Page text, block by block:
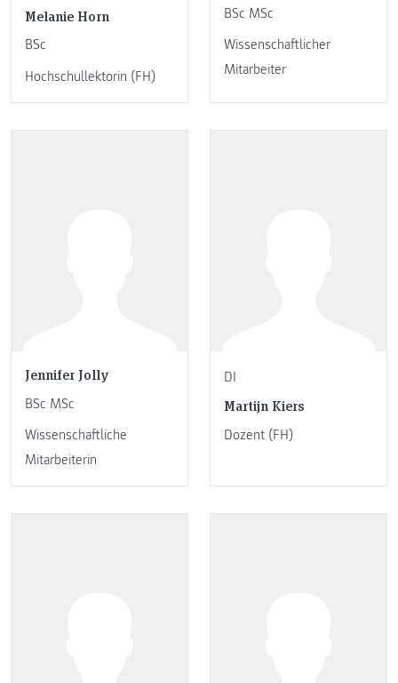
Melanie Horn
BSc
Hochschullektorin (FH)
BSc MSc
Wissenschaftlicher
Mitarbeiter
Jennifer Jolly
BSc MSc
Wissenschaftliche
Mitarbeiterin
DI
Martijn Kiers
Dozent (FH)